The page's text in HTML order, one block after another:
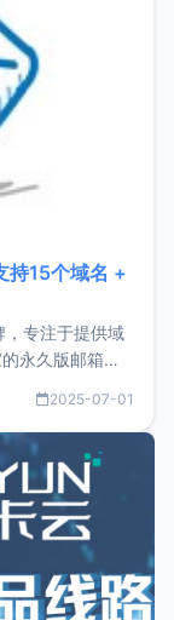
持15个域名 +
专注于提供域
永久版邮箱服
。注册
须要购买
2025-07-01